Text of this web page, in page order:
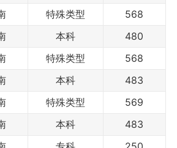
特殊类型
568
本科
480
特殊类型
568
本科
483
特殊类型
569
本科
483